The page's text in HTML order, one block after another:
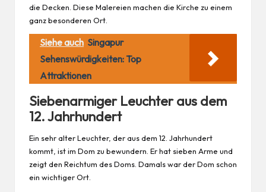
die Decken. Diese Malereien machen die Kirche zu einem
ganz besonderen Ort.
Siehe auch Singapur
Sehenswürdigkeiten: Top
Attraktionen
Siebenarmiger Leuchter aus dem
12. Jahrhundert
Ein sehr alter Leuchter, der aus dem 12. Jahrhundert
kommt, ist im Dom zu bewundern. Er hat sieben Arme und
zeigt den Reichtum des Doms. Damals war der Dom schon
ein wichtiger Ort.